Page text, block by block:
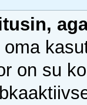
on su